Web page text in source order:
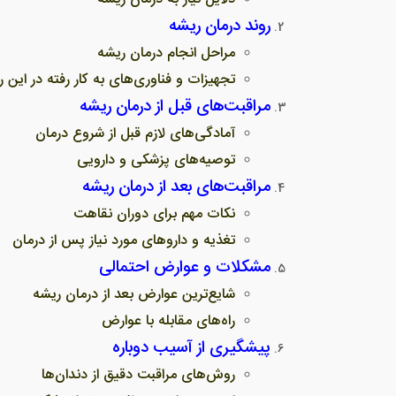
روند درمان ریشه
مراحل انجام درمان ریشه
تجهیزات و فناوری‌های به کار رفته در
مراقبت‌های قبل از درمان ریشه
آمادگی‌های لازم قبل از شروع درمان
توصیه‌های پزشکی و دارویی
مراقبت‌های بعد از درمان ریشه
نکات مهم برای دوران نقاهت
تغذیه و داروهای مورد نیاز پس از درمان
مشکلات و عوارض احتمالی
شایع‌ترین عوارض بعد از درمان ریشه
راه‌های مقابله با عوارض
پیشگیری از آسیب دوباره
روش‌های مراقبت دقیق از دندان‌ها